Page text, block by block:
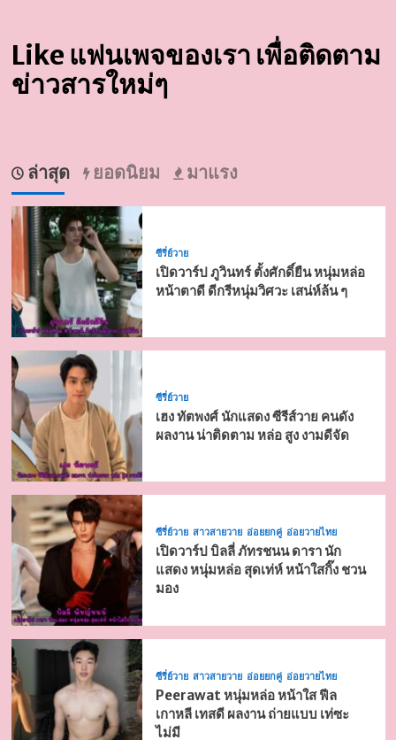
Like แฟนเพจของเรา เพื่อติดตาม
ข่าวสารใหม่ๆ
ล่าสุด ยอดนิยม มาแรง
ซีรี่ย์วาย
เปิดวาร์ป ภูวินทร์ ตั้งศักดิ์ยืน หนุ่มหล่อ
หน้าตาดี ดีกรีหนุ่มวิศวะ เสน่ห์ล้น ๆ
ซีรี่ย์วาย
เฮง ทัตพงศ์ นักแสดง ซีรีส์วาย คนดัง
ผลงาน น่าติดตาม หล่อ สูง งามดีจัด
ซีรี่ย์วาย สาวสายวาย อ่อยยกคู่ อ่อยวายไทย
เปิดวาร์ป บิลลี่ ภัทรชนน ดารา นัก
แสดง หนุ่มหล่อ สุดเท่ห์ หน้าใสกิ๊ง ชวน
มอง
ซีรี่ย์วาย สาวสายวาย อ่อยยกคู่ อ่อยวายไทย
Peerawat หนุ่มหล่อ หน้าใส ฟีล
เกาหลี เทสดี ผลงาน ถ่ายแบบ เท่ซะ
ไม่มี